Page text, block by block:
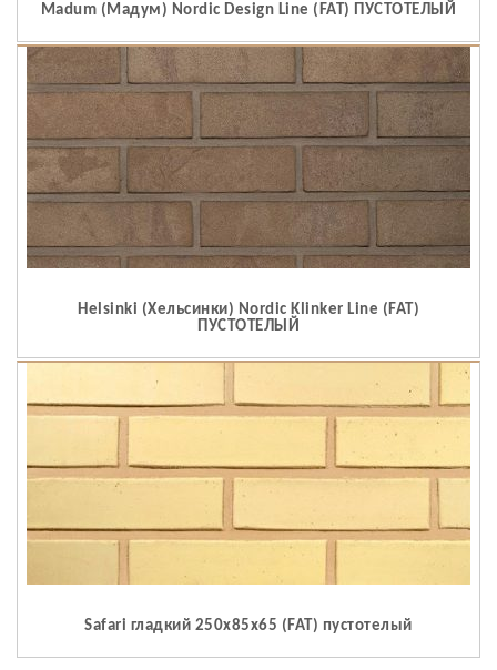
Madum (Мадум) Nordic Design Line (FAT) ПУСТОТЕЛЫЙ
Helsinki (Хельсинки) Nordic Klinker Line (FAT)
ПУСТОТЕЛЫЙ
Safari гладкий 250x85x65 (FAT) пустотелый